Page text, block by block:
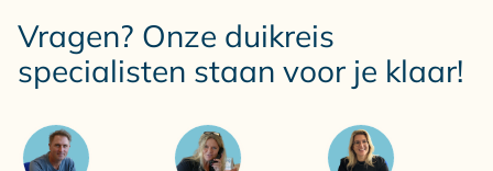
Vragen? Onze duikreis
specialisten staan voor je klaar!